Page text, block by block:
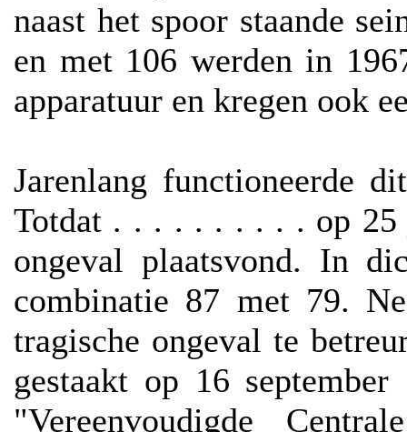
naast het spoor staande
en met 106 werden in
apparatuur en kregen ook
Jarenlang functioneerde
Totdat . . . . . . . . . . op 25
ongeval plaatsvond. In
combinatie 87 met 79.
tragische ongeval te
gestaakt op 16
"Vereenvoudigde